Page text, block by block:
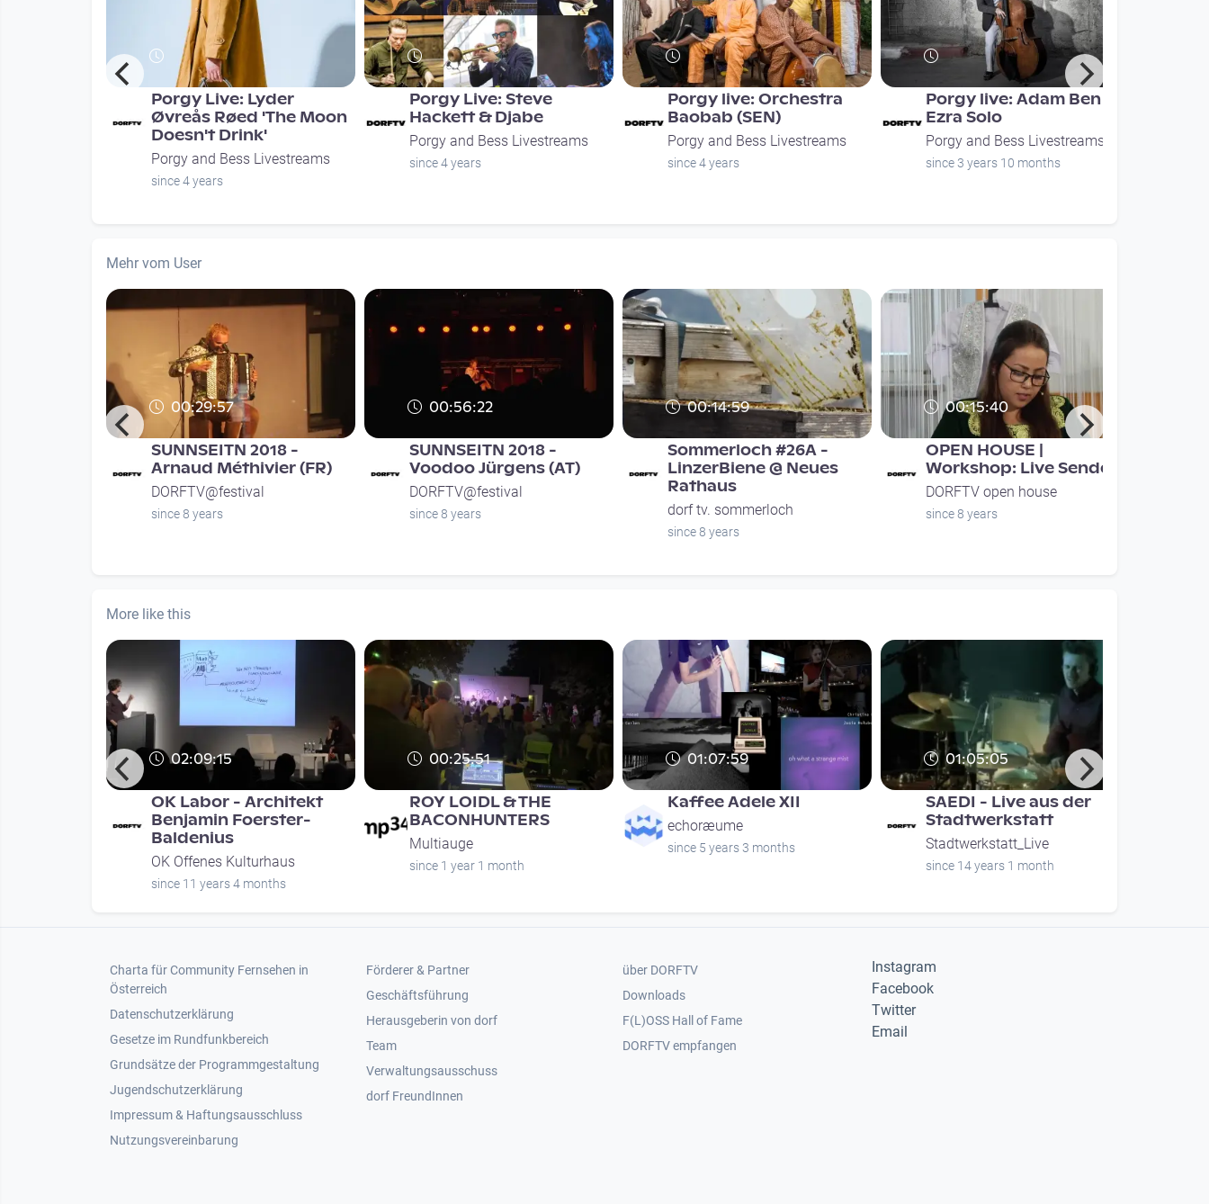
Porgy Live: Lyder
Øvreås Røed 'The Moon
Doesn't Drink'
Porgy and Bess Livestreams
since 4 years
Porgy Live: Steve
Hackett & Djabe
Porgy and Bess Livestreams
since 4 years
Porgy live: Orchestra
Baobab (SEN)
Porgy and Bess Livestreams
since 4 years
Porgy live: Adam Ben
Ezra Solo
Porgy and Bess Livestreams
since 3 years 10 months
Mehr vom User
00:29:57
SUNNSEITN 2018 -
Arnaud Méthivier (FR)
DORFTV@festival
since 8 years
00:56:22
SUNNSEITN 2018 -
Voodoo Jürgens (AT)
DORFTV@festival
since 8 years
00:14:59
Sommerloch #26A -
LinzerBiene @ Neues
Rathaus
dorf tv. sommerloch
since 8 years
00:15:40
OPEN HOUSE |
Workshop: Live Senden
DORFTV open house
since 8 years
More like this
02:09:15
OK Labor - Architekt
Benjamin Foerster-
Baldenius
OK Offenes Kulturhaus
since 11 years 4 months
00:25:51
ROY LOIDL & THE
BACONHUNTERS
Multiauge
since 1 year 1 month
01:07:59
Kaffee Adele XII
echoræume
since 5 years 3 months
01:05:05
SAEDI - Live aus der
Stadtwerkstatt
Stadtwerkstatt_Live
since 14 years 1 month
Footer 1
Charta für Community Fernsehen in
Österreich
Datenschutzerklärung
Gesetze im Rundfunkbereich
Grundsätze der Programmgestaltung
Jugendschutzerklärung
Impressum & Haftungsausschluss
Nutzungsvereinbarung
Footer 2
Förderer & Partner
Geschäftsführung
Herausgeberin von dorf
Team
Verwaltungsausschuss
dorf FreundInnen
Footer 3
über DORFTV
Downloads
F(L)OSS Hall of Fame
Footer 4
DORFTV empfangen
Instagram
Facebook
Twitter
Email